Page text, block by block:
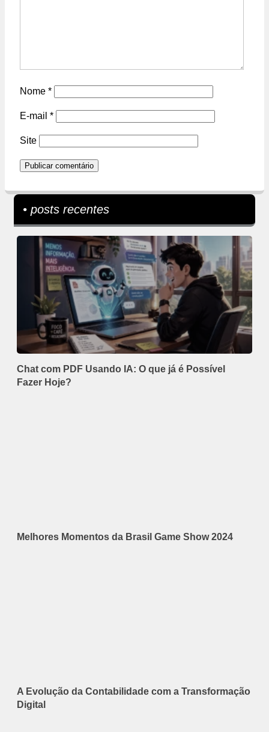
Nome *
E-mail *
Site
• posts recentes
Chat com PDF Usando IA: O que já é Possível
Fazer Hoje?
Melhores Momentos da Brasil Game Show 2024
A Evolução da Contabilidade com a Transformação
Digital